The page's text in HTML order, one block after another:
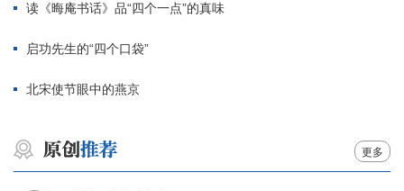
读《晦庵书话》品“四个一点”的真味
启功先生的“四个口袋”
北宋使节眼中的燕京
更多